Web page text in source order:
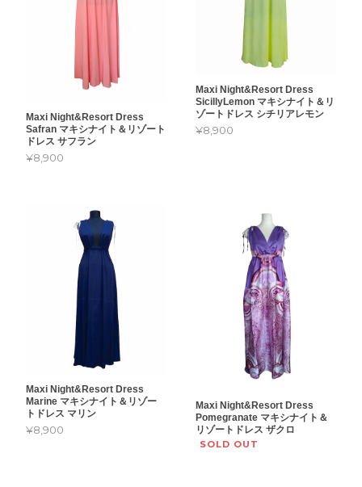
Maxi Night&Resort Dress
Safran マキシナイト＆リゾート
ドレス サフラン
¥8,900
Maxi Night&Resort Dress
SicillyLemon マキシナイト＆リ
ゾートドレス シチリアレモン
¥8,900
Maxi Night&Resort Dress
Marine マキシナイト＆リゾー
トドレス マリン
¥8,900
Maxi Night&Resort Dress
Pomegranate マキシナイト＆
リゾートドレス ザクロ
SOLD OUT